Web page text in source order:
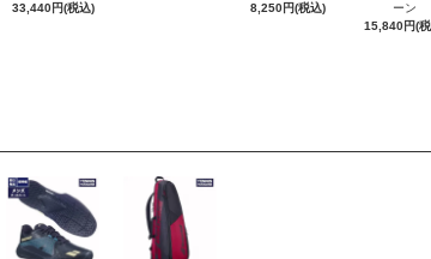
33,440円(税込)
8,250円(税込)
ーン
15,840円(